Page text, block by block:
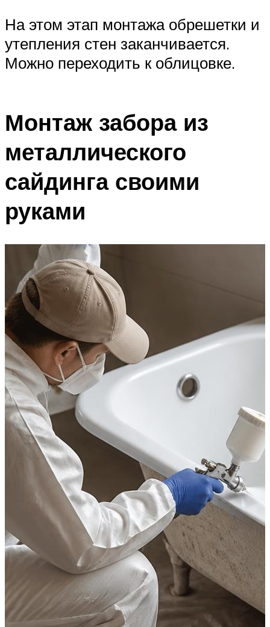
На этом этап монтажа обрешетки и
утепления стен заканчивается.
Можно переходить к облицовке.
Монтаж забора из
металлического
сайдинга своими
руками